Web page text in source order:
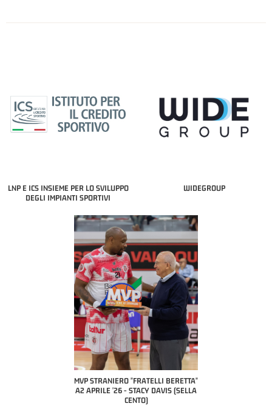
LNP E ICS INSIEME PER LO SVILUPPO
DEGLI IMPIANTI SPORTIVI
WIDEGROUP
MVP "FRATELLI BERETTA" SAMUEL
DILAS B NAZIONALE APRILE '26 -
MARCO RESTELLI (TAV TREVIGLIO